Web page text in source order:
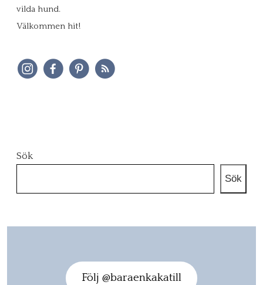
vilda hund.
Välkommen hit!
Sök
Sök
Följ @baraenkakatill